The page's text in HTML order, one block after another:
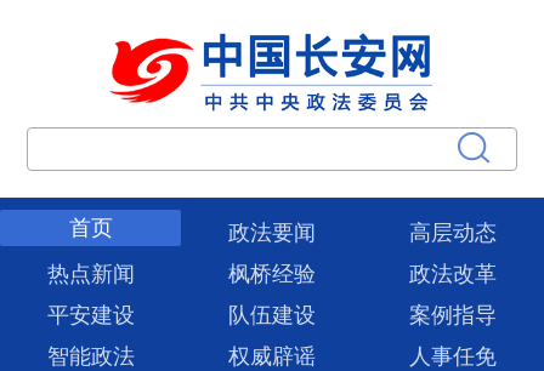
首页 政法要闻
高层动态
热点新闻
枫桥经验
政法改革
平安建设
队伍建设
案例指导
智能政法
权威辟谣
人事任免